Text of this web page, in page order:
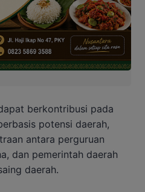
berkontribusi pada
potensi daerah,
antara perguruan
dan pemerintah daerah
daerah.